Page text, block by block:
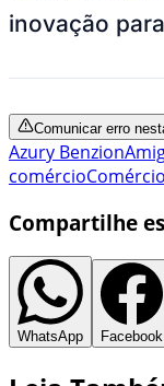
inovação
Comunicar erro
Azury Benzion
comércioComércio
Compartilhe
WhatsApp Facebook